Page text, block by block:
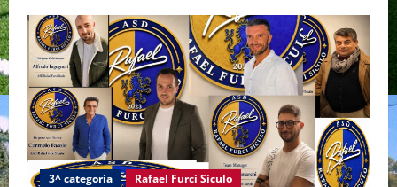
3^ categoria Rafael Furci Siculo